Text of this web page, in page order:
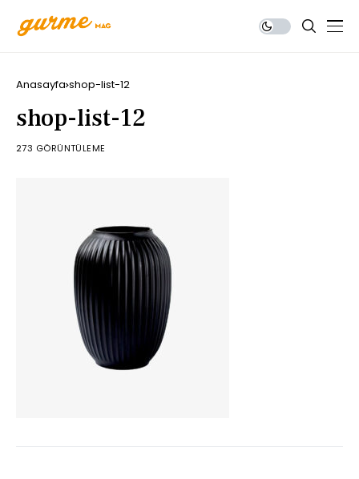
Anasayfa shop-list-12
shop-list-12
273 GÖRÜNTÜLEME